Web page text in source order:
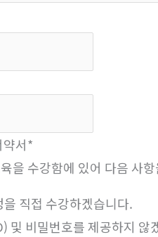
서*
을 수강함에 있어 다음 사
직접 수강하겠습니다.
및 비밀번호를 제공하지 않